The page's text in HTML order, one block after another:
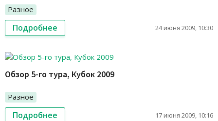
Разное
Подробнее 24 июня 2009, 10:30
Обзор 5-го тура, Кубок 2009
Разное
Подробнее 17 июня 2009, 10:16